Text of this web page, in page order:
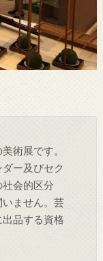
術展です。
ー及びセク
会的区分
いません。芸
品する資格